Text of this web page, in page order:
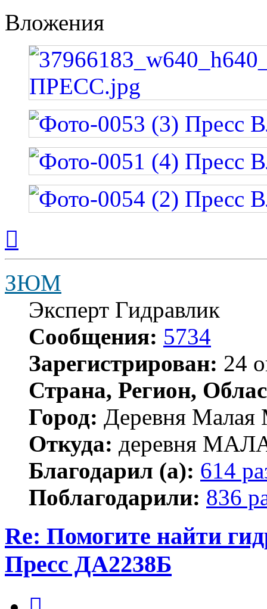
Вложения
началу
ЗЮМ
Эксперт Гидравлик
Сообщения: 5734
Зарегистрирован: 24
Страна, Регион,
Город: Деревня Малая
Откуда: деревня
Благодарил (а): 614
Поблагодарили: 836
Re: Помогите найти
Пресс ДА2238Б